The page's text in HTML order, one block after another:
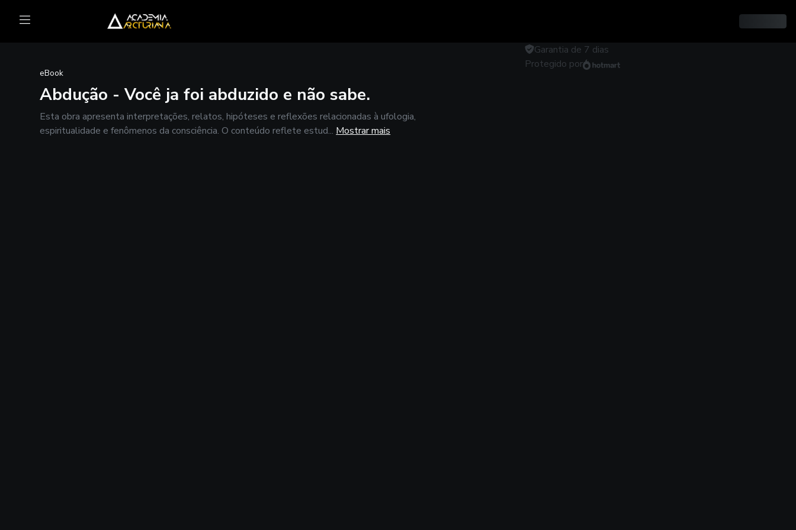
eBook
Abdução - Você ja foi abduzido e não sabe.
Esta obra apresenta interpretações, relatos, hipóteses e reflexões relacionadas à ufologia,
espiritualidade e fenômenos da consciência. O conteúdo reflete estud... Mostrar mais
Garantia de 7 dias
Protegido por